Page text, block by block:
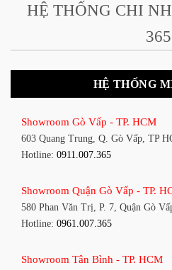
HỆ THỐNG CHI
365
HỆ THỐNG
Showroom Gò Vấp - TP. HCM
603 Quang Trung, Q. Gò Vấp, TP
Hotline: 0911.007.365
Showroom Quận Gò Vấp - TP.
580 Phan Văn Trị, P. 7, Quận Gò
Hotline: 0961.007.365
Showroom Tân Bình - TP. HCM